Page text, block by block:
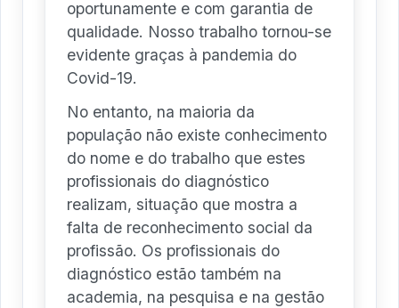
oportunamente e com garantia de
qualidade. Nosso trabalho tornou-se
evidente graças à pandemia do
Covid-19.
No entanto, na maioria da
população não existe conhecimento
do nome e do trabalho que estes
profissionais do diagnóstico
realizam, situação que mostra a
falta de reconhecimento social da
profissão. Os profissionais do
diagnóstico estão também na
academia, na pesquisa e na gestão